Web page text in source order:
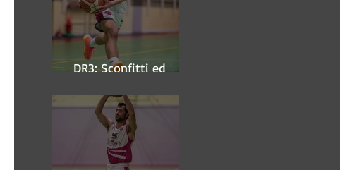
DR3: Sconfitti ed